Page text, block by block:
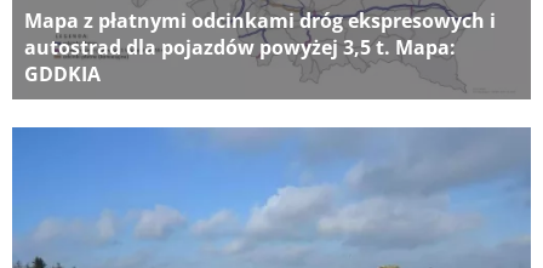
Mapa z płatnymi odcinkami dróg ekspresowych i
autostrad dla pojazdów powyżej 3,5 t. Mapa:
GDDKIA